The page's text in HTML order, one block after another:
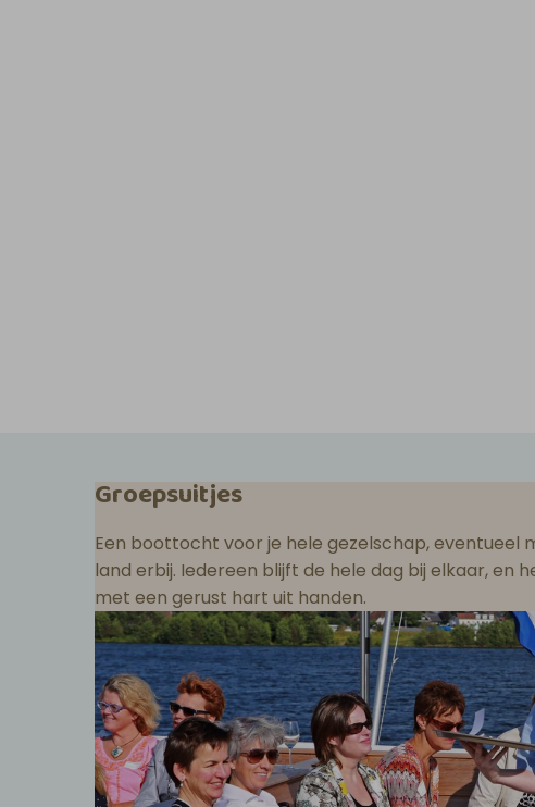
Groepsuitjes
Een boottocht voor je hele gezelschap, eventueel
land erbij. Iedereen blijft de hele dag bij elkaar, en
met een gerust hart uit handen.